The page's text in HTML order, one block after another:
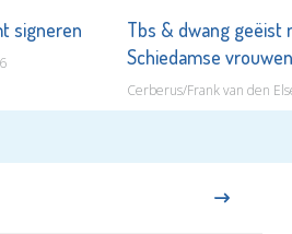
signeren
Tbs & dwang geëist
Schiedamse
Cerberus/Frank van den